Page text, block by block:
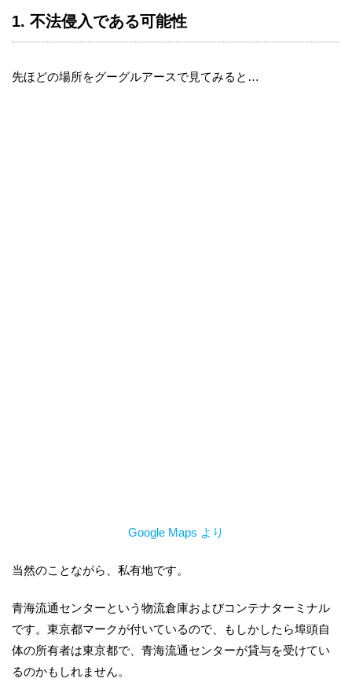
1. 不法侵入である可能性
先ほどの場所をグーグルアースで見てみると…
Google Maps より
当然のことながら、私有地です。
青海流通センターという物流倉庫およびコンテナターミナル
です。東京都マークが付いているので、もしかしたら埠頭自
体の所有者は東京都で、青海流通センターが貸与を受けてい
るのかもしれません。